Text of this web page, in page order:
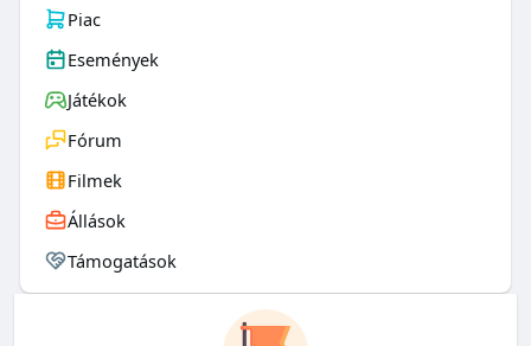
Piac
Események
Játékok
Fórum
Filmek
Állások
Támogatások